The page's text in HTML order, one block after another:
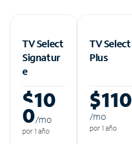
TV Select
Signatur
e
$10
0/mo
por 1 año
TV Select
Plus
$110
/mo
por 1 año